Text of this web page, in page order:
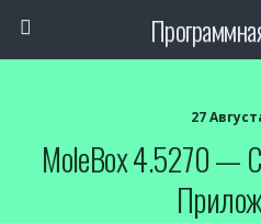
27
MoleBox 4.5270 —